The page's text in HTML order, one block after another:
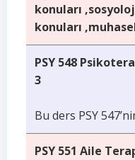
konuları
konuları
PSY 548
3
Bu ders PSY
PSY 551 Aile